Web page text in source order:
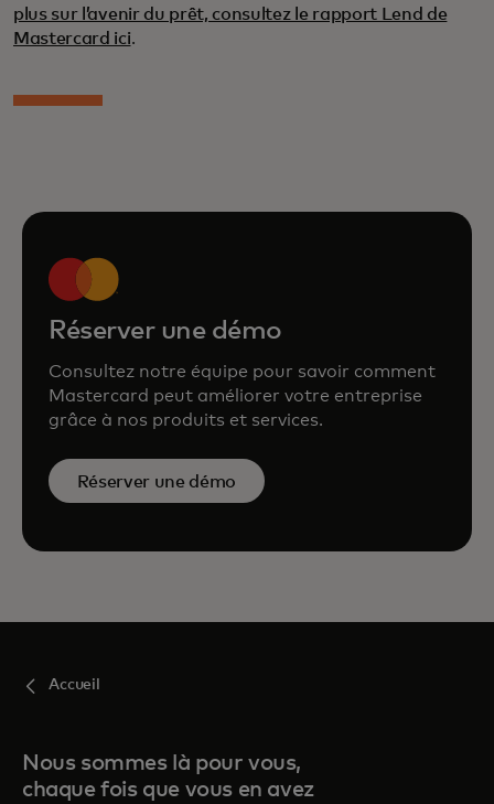
plus sur l’avenir du prêt, consultez le rapport Lend de
Mastercard ici.
Réserver une démo
Consultez notre équipe pour savoir comment
Mastercard peut améliorer votre entreprise
grâce à nos produits et services.
Réserver une démo
Accueil
Nous sommes là pour vous,
chaque fois que vous en avez